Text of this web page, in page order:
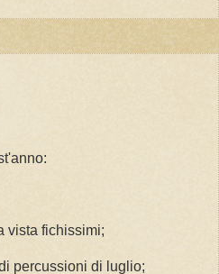
vista fichissimi;
percussioni di luglio;